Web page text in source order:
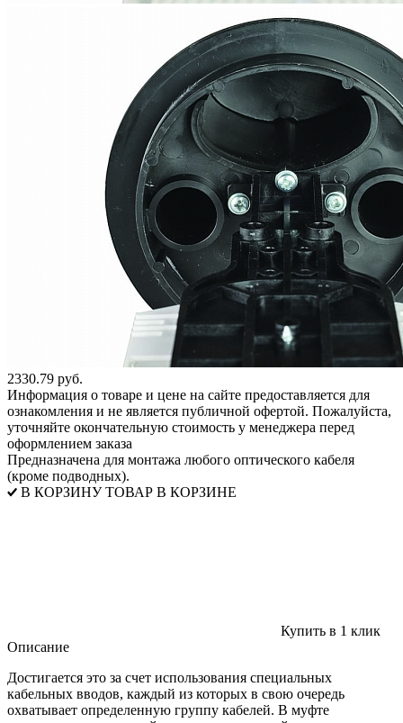
2330.79 руб.
Информация о товаре и цене на сайте предоставляется для
ознакомления и не является публичной офертой. Пожалуйста,
уточняйте окончательную стоимость у менеджера перед
оформлением заказа
Предназначена для монтажа любого оптического кабеля
(кроме подводных).
В КОРЗИНУ ТОВАР В КОРЗИНЕ
Купить в 1 клик
Описание
Достигается это за счет использования специальных
кабельных вводов, каждый из которых в свою очередь
охватывает определенную группу кабелей. В муфте